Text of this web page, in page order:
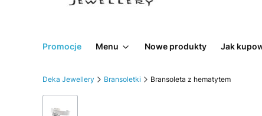
Promocje Menu Nowe produkty Jak
Deka Jewellery Bransoletki Bransoleta z hematytem